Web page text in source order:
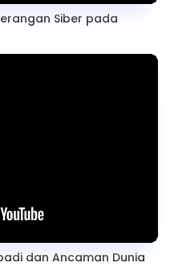
Siber pada
dan Ancaman Dunia